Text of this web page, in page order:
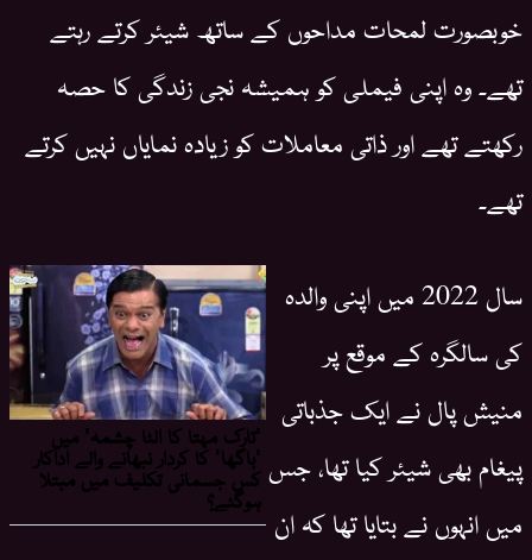
خوبصورت لمحات مداحوں کے ساتھ شیئر کرتے رہتے
تھے۔ وہ اپنی فیملی کو ہمیشہ نجی زندگی کا حصہ
رکھتے تھے اور ذاتی معاملات کو زیادہ نمایاں نہیں کرتے
تھے۔
سال 2022 میں اپنی والدہ
کی سالگرہ کے موقع پر
منیش پال نے ایک جذباتی
پیغام بھی شیئر کیا تھا، جس
میں انہوں نے بتایا تھا کہ ان